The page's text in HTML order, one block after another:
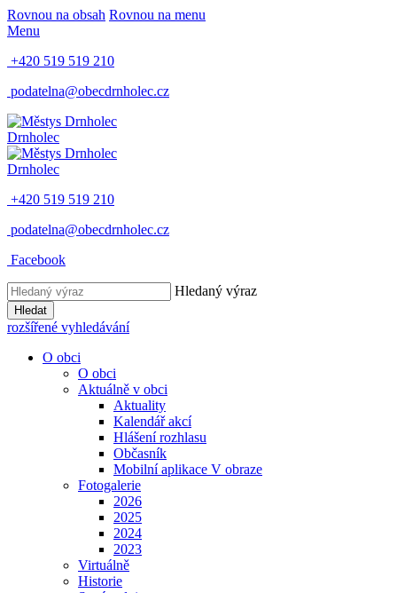
Rovnou na obsah Rovnou na menu
Menu
+420 519 519 210
podatelna@obecdrnholec.cz
Drnholec
Drnholec
+420 519 519 210
podatelna@obecdrnholec.cz
Facebook
Hledaný výraz
Hledat
rozšířené vyhledávání
O obci
O obci
Aktuálně v obci
Aktuality
Kalendář akcí
Hlášení rozhlasu
Občasník
Mobilní aplikace V obraze
Fotogalerie
2026
2025
2024
2023
Virtuálně
Historie